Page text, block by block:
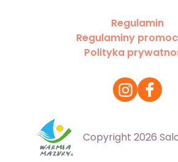
Regulamin
Regulaminy
Polityka
Copyright 2026